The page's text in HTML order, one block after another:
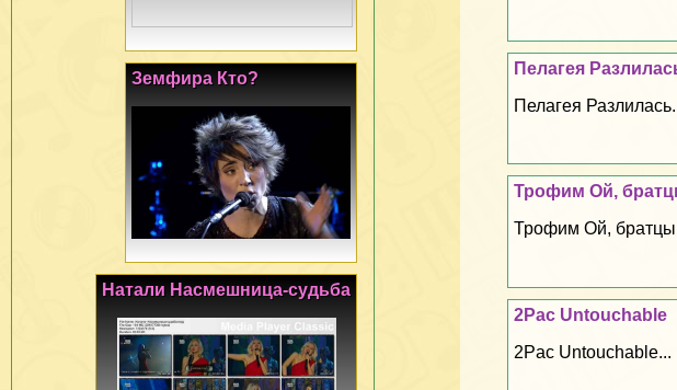
Пелагея
Пелагея
Трофим Ой,
Трофим Ой,
2Pac Untouchable
2Pac Untouchable...
Земфира Кто?
Натали Насмешница-судьба